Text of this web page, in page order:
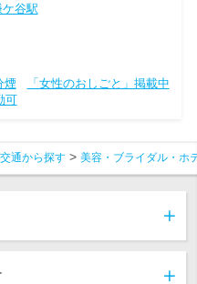
ケ谷駅
煙
「女性のおしごと」掲載中
可
通から探す 美容・ブライダル・ホ